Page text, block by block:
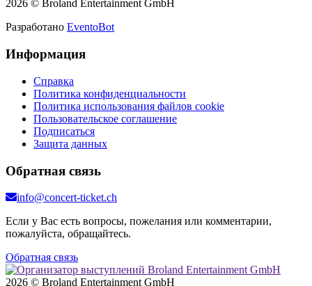
2026 © Broland Entertainment GmbH
Разработано EventoBot
Информация
Справка
Политика конфиденциальности
Политика использования файлов cookie
Пользовательское соглашение
Подписаться
Защита данных
Обратная связь
info@concert-ticket.ch
Если у Вас есть вопросы, пожелания или комментарии,
пожалуйста, обращайтесь.
Обратная связь
2026 © Broland Entertainment GmbH